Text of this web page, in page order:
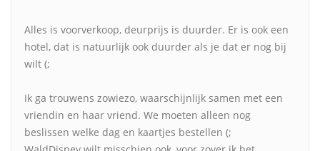
Alles is voorverkoop, deurprijs is duurder. Er is ook een
hotel, dat is natuurlijk ook duurder als je dat er nog bij
wilt (;
Ik ga trouwens zowiezo, waarschijnlijk samen met een
vriendin en haar vriend. We moeten alleen nog
beslissen welke dag en kaartjes bestellen (;